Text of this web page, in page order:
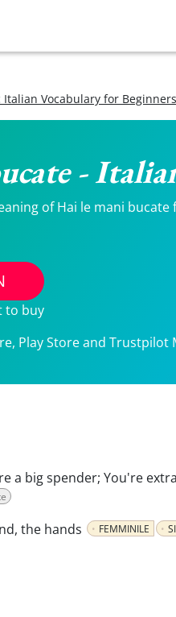
Italian Vocabulary for
-
of Hai le mani
to buy
Play Store and
a big spender; You're
the hands FEMMINILE